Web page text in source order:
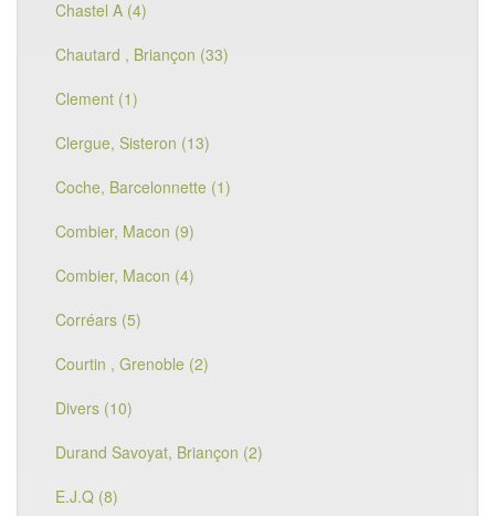
Chastel A (4)
Chautard , Briançon (33)
Clement (1)
Clergue, Sisteron (13)
Coche, Barcelonnette (1)
Combier, Macon (9)
Combier, Macon (4)
Corréars (5)
Courtin , Grenoble (2)
Divers (10)
Durand Savoyat, Briançon (2)
E.J.Q (8)